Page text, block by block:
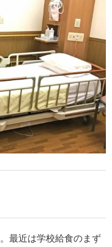
最近は学校給食のまず